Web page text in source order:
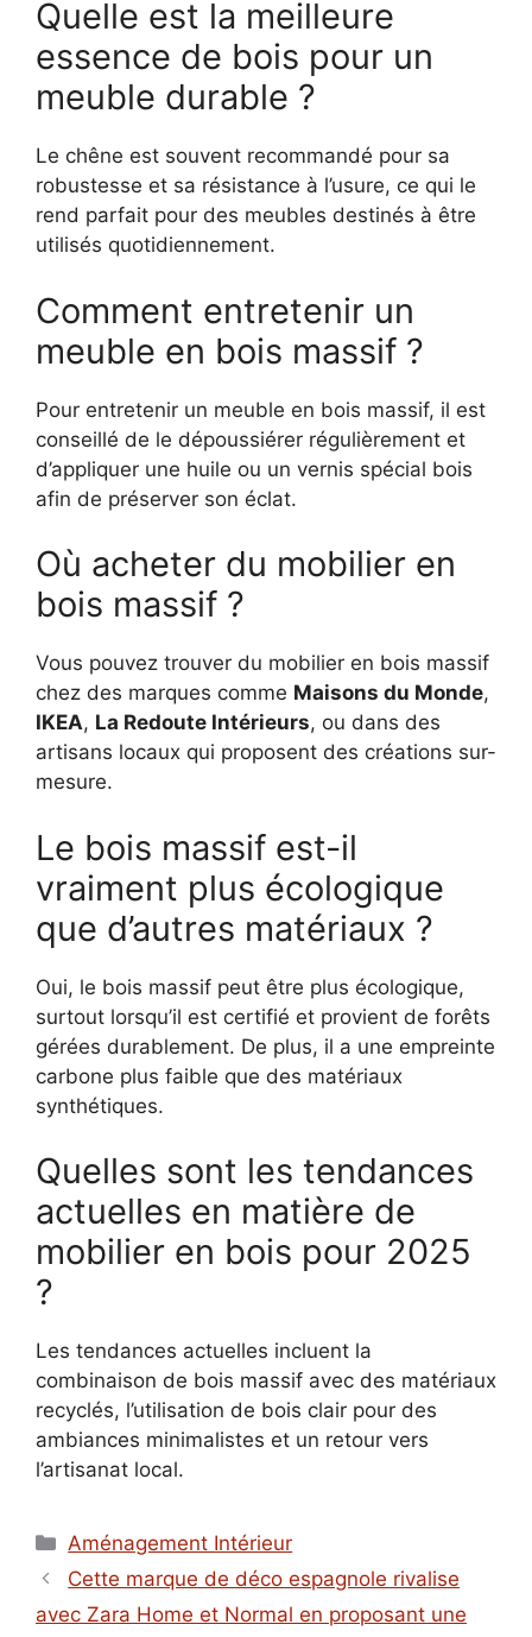
Quelle est la meilleure
essence de bois pour un
meuble durable ?
Le chêne est souvent recommandé pour sa
robustesse et sa résistance à l’usure, ce qui le
rend parfait pour des meubles destinés à être
utilisés quotidiennement.
Comment entretenir un
meuble en bois massif ?
Pour entretenir un meuble en bois massif, il est
conseillé de le dépoussiérer régulièrement et
d’appliquer une huile ou un vernis spécial bois
afin de préserver son éclat.
Où acheter du mobilier en
bois massif ?
Vous pouvez trouver du mobilier en bois massif
chez des marques comme Maisons du Monde,
IKEA, La Redoute Intérieurs, ou dans des
artisans locaux qui proposent des créations sur-
mesure.
Le bois massif est-il
vraiment plus écologique
que d’autres matériaux ?
Oui, le bois massif peut être plus écologique,
surtout lorsqu’il est certifié et provient de forêts
gérées durablement. De plus, il a une empreinte
carbone plus faible que des matériaux
synthétiques.
Quelles sont les tendances
actuelles en matière de
mobilier en bois pour 2025
?
Les tendances actuelles incluent la
combinaison de bois massif avec des matériaux
recyclés, l’utilisation de bois clair pour des
ambiances minimalistes et un retour vers
l’artisanat local.
Catégories
Aménagement Intérieur
Cette marque de déco espagnole rivalise
avec Zara Home et Normal en proposant une